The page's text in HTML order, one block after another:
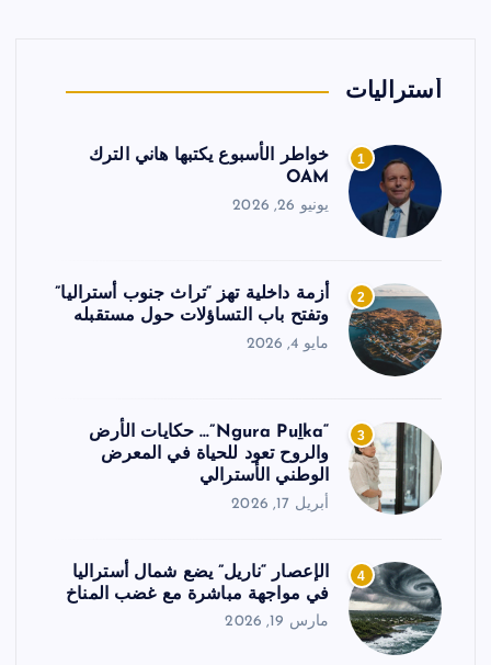
أستراليات
1
خواطر الأسبوع يكتبها هاني الترك
OAM
يونيو 26, 2026
2
أزمة داخلية تهز “تراث جنوب أستراليا”
وتفتح باب التساؤلات حول مستقبله
مايو 4, 2026
3
“Ngura Puḻka”… حكايات الأرض
والروح تعود للحياة في المعرض
الوطني الأسترالي
أبريل 17, 2026
4
الإعصار “ناريل” يضع شمال أستراليا
في مواجهة مباشرة مع غضب المناخ
مارس 19, 2026